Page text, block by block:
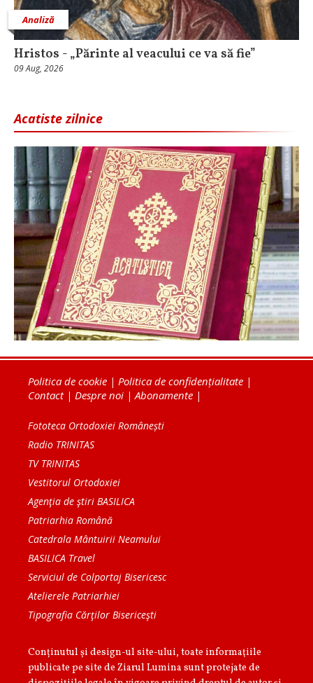
Analiză
Hristos - „Părinte al veacului ce va să fie”
09 Aug, 2026
Acatiste zilnice
Politica de cookie | Politica de confidențialitate |
Contact| Despre noi |Abonamente |
Fototeca Ortodoxiei Românești
Radio TRINITAS
TV TRINITAS
Vestitorul Ortodoxiei
Agenţia de ştiri BASILICA
Patriarhia Română
Catedrala Mântuirii Neamului
BASILICA Travel
Serviciul de Colportaj Bisericesc
Atelierele Patriarhiei
Tipografia Cărţilor Bisericeşti
Conținutul și design-ul site-ului, toate informaţiile
publicate pe site de Ziarul Lumina sunt protejate de